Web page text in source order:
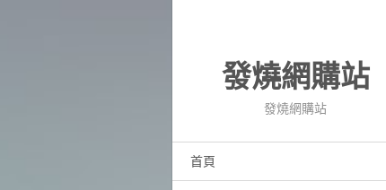
發燒網購站
發燒網購站
首頁